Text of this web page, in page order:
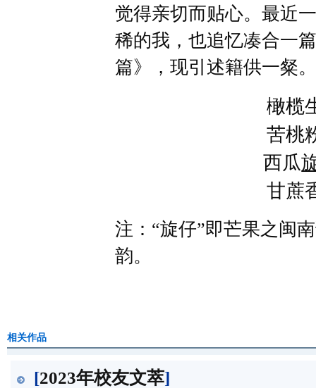
觉得亲切而贴心。最近
稀的我，也追忆凑合一
篇》，现引述籍供一粲。
橄榄
苦桃
西瓜
甘蔗
注：“旋仔”即芒果之闽
韵。
相关作品
[2023年校友文萃]